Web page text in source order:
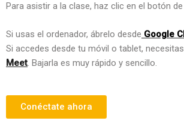
Para asistir a la clase, haz clic en el botón de
Si usas el ordenador, ábrelo desde Google
Si accedes desde tu móvil o tablet,
Meet. Bajarla es muy rápido y sencillo.
Conéctate ahora